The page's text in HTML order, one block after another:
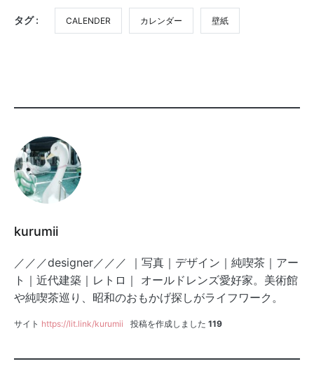
タグ : CALENDER カレンダー 壁紙
kurumii
／／／designer／／／ ｜写真｜デザイン｜純喫茶｜アー
ト｜近代建築｜レトロ｜ オールドレンズ愛好家。美術館
や純喫茶巡り、昭和のおもかげ探しがライフワーク。
サイト https://lit.link/kurumii 投稿を作成しました 119